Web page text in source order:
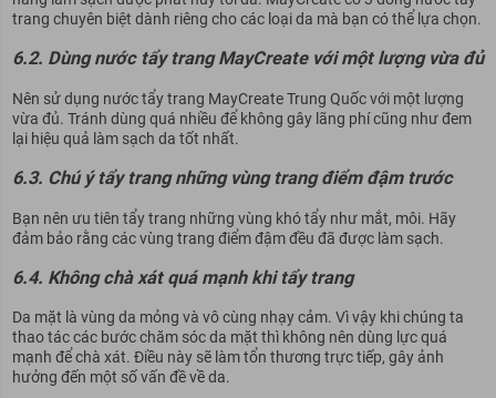
trang chuyên biệt dành riêng cho các loại da mà bạn có thể lựa chọn.
6.2. Dùng nước tẩy trang MayCreate với một lượng vừa đủ
Nên sử dụng nước tẩy trang MayCreate Trung Quốc với một lượng
vừa đủ. Tránh dùng quá nhiều để không gây lãng phí cũng như đem
lại hiệu quả làm sạch da tốt nhất.
6.3. Chú ý tẩy trang những vùng trang điểm đậm trước
Bạn nên ưu tiên tẩy trang những vùng khó tẩy như mắt, môi. Hãy
đảm bảo rằng các vùng trang điểm đậm đều đã được làm sạch.
6.4. Không chà xát quá mạnh khi tẩy trang
Da mặt là vùng da mỏng và vô cùng nhạy cảm. Vì vậy khi chúng ta
thao tác các bước chăm sóc da mặt thì không nên dùng lực quá
mạnh để chà xát. Điều này sẽ làm tổn thương trực tiếp, gây ảnh
hưởng đến một số vấn đề về da.